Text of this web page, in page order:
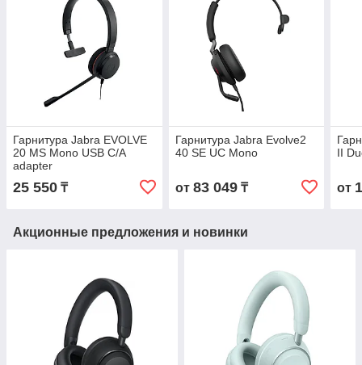
Гарнитура Jabra EVOLVE
20 MS Mono USB C/A
adapter
25 550 ₸
Гарнитура Jabra Evolve2
40 SE UC Mono
от 83 049₸
II
от
Акционные предложения и новинки